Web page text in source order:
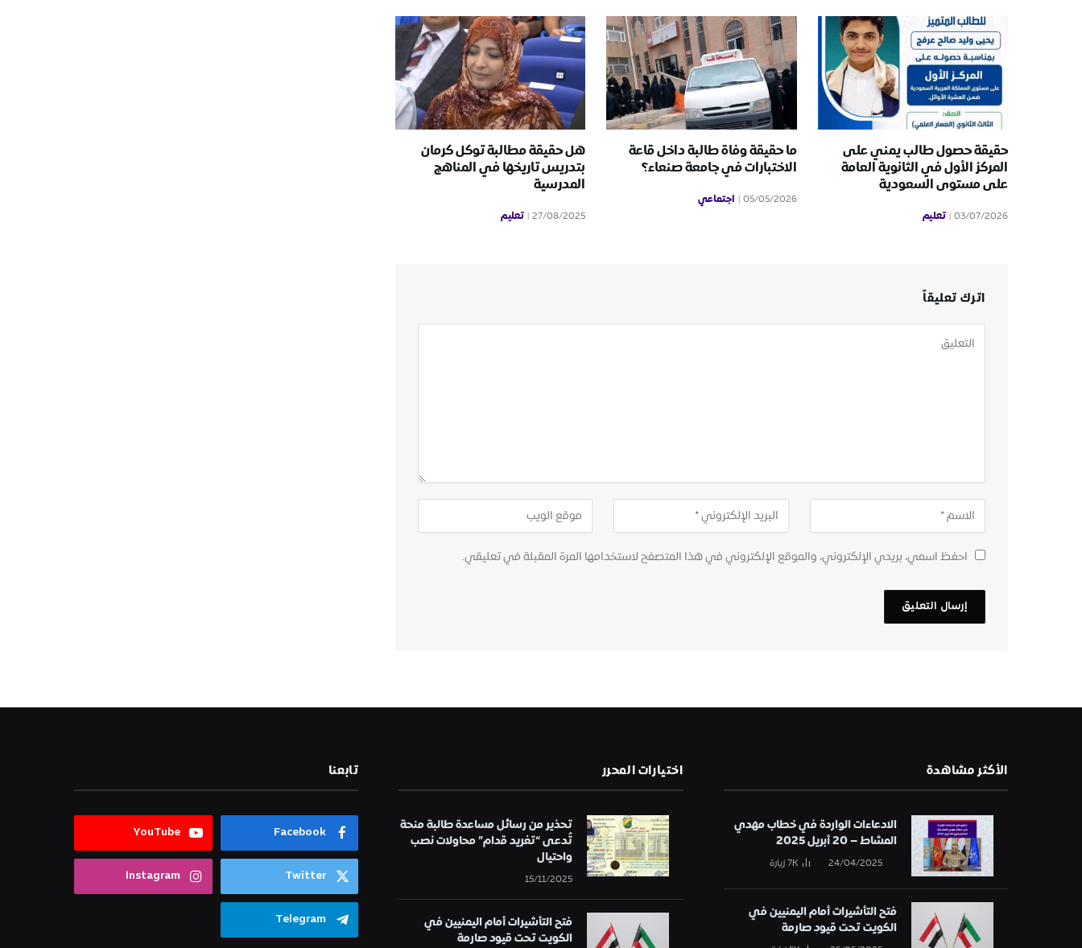
حقيقة حصول طالب يمني على
المركز الأول في الثانوية العامة
على مستوى السعودية
03/07/2026 تعليم
ما حقيقة وفاة طالبة داخل قاعة
الاختبارات في جامعة صنعاء؟
05/05/2026 اجتماعي
هل حقيقة مطالبة توكل كرمان
بتدريس تاريخها في المناهج
المدرسية
27/08/2025 تعليم
اترك تعليقاً
احفظ اسمي، بريدي الإلكتروني، والموقع الإلكتروني في هذا المتصفح لاستخدامها المرة المقبلة في تعليقي.
الأكثر مشاهدة
الادعاءات الواردة في خطاب مهدي
المشاط – 20 أبريل 2025
24/04/2025
7Kزيارة
فتح التأشيرات أمام اليمنيين في
الكويت تحت قيود صارمة
اختيارات المحرر
تحذير من رسائل مساعدة طالبة منحة
تُدعى “تغريد قدام” محاولات نصب
واحتيال
15/11/2025
فتح التأشيرات أمام اليمنيين في
الكويت تحت قيود صارمة
تابعنا
Facebook
YouTube
Twitter
Instagram
Telegram